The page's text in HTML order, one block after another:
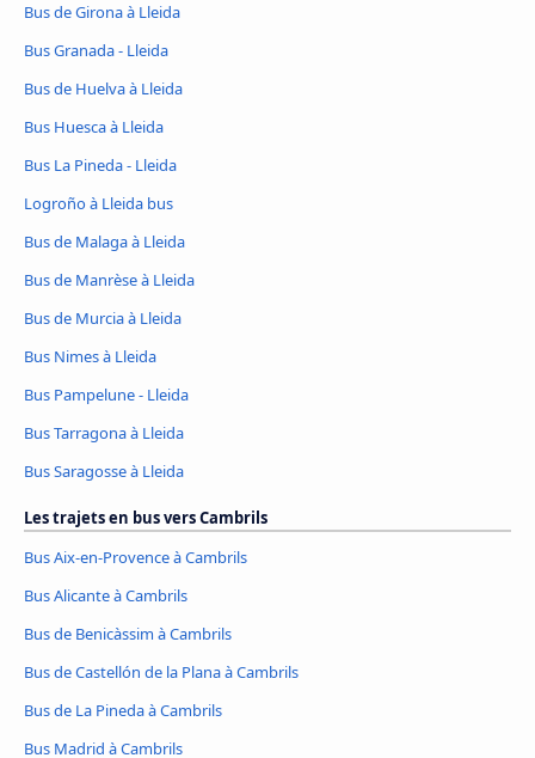
Bus de Girona à Lleida
Bus Granada - Lleida
Bus de Huelva à Lleida
Bus Huesca à Lleida
Bus La Pineda - Lleida
Logroño à Lleida bus
Bus de Malaga à Lleida
Bus de Manrèse à Lleida
Bus de Murcia à Lleida
Bus Nimes à Lleida
Bus Pampelune - Lleida
Bus Tarragona à Lleida
Bus Saragosse à Lleida
Les trajets en bus vers Cambrils
Bus Aix-en-Provence à Cambrils
Bus Alicante à Cambrils
Bus de Benicàssim à Cambrils
Bus de Castellón de la Plana à Cambrils
Bus de La Pineda à Cambrils
Bus Madrid à Cambrils